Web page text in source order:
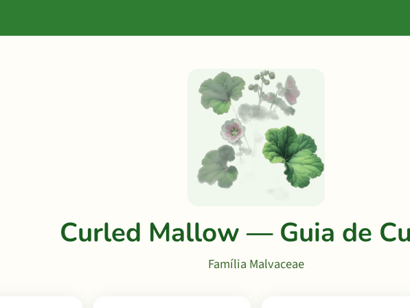
Curled Mallow — Guia de
Família Malvaceae